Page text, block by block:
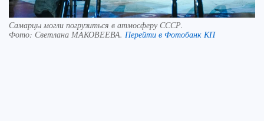
Самарцы могли погрузиться в атмосферу СССР.
Фото: Светлана МАКОВЕЕВА. Перейти в Фотобанк КП